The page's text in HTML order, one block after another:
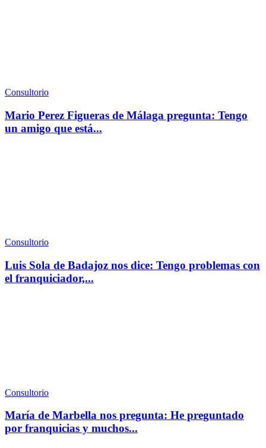
Consultorio
Mario Perez Figueras de Málaga pregunta: Tengo
un amigo que está...
Consultorio
Luis Sola de Badajoz nos dice: Tengo problemas con
el franquiciador,...
Consultorio
María de Marbella nos pregunta: He preguntado
por franquicias y muchos...